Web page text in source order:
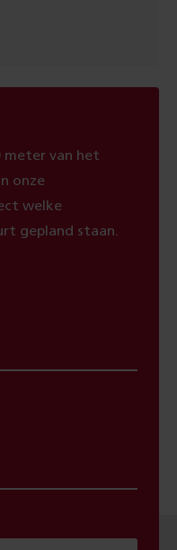
meter van het
onze
welke
gepland staan.